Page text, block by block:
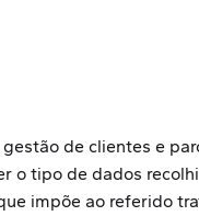
de clientes e
o tipo de dados
impõe ao referido